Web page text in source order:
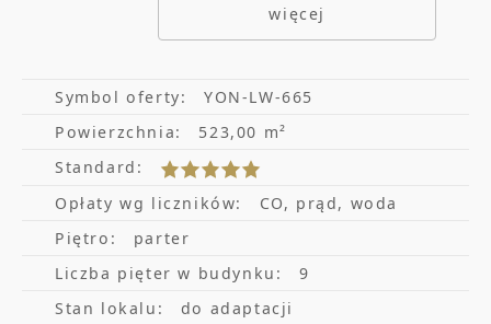
klimatyzacja
hala garażowa z możliwością
wykupienia abonamentu + plac
zewnętrzny
system zarządzania budynkiem BMS
infrastruktura dla rowerzystów
więcej
Symbol oferty:
YON-LW-665
Powierzchnia:
523,00 m²
Standard:
Opłaty wg liczników:
CO, prąd, woda
Piętro:
parter
Liczba pięter w budynku:
9
Stan lokalu:
do adaptacji